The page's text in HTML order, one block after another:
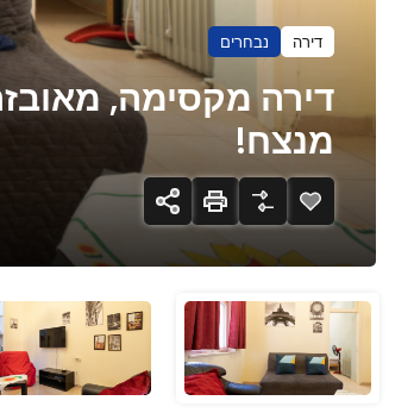
דירה נבחרים
דירה מקסימה,
מנצח!